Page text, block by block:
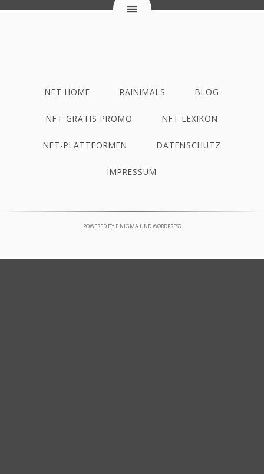
NFT HOME RAINIMALS BLOG
NFT GRATIS PROMO NFT LEXIKON
NFT-PLATTFORMEN DATENSCHUTZ
IMPRESSUM
POWERED BY E.NIGMA UNDWORDPRESS